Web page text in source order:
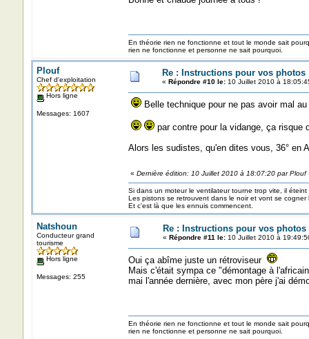
En théorie rien ne fonctionne et tout le monde sait
rien ne fonctionne et personne ne sait pourquoi.
Plouf
Chef d'exploitation
Hors ligne
Messages: 1607
Re : Instructions pour vos photos
« Répondre #10 le:10 Juillet 2010 à
Belle technique pour ne pas avoir mal
par contre pour la vidange, ça risque
Alors les sudistes, qu'en dites vous, 36° en
« Dernière édition: 10 Juillet 2010 à 18:07:20 par Plouf
Si dans un moteur le ventilateur tourne trop vite, il éteint
Les pistons se retrouvent dans le noir et vont se
Et c’est là que les ennuis commencent.
Natshoun
Conducteur grand
tourisme
Hors ligne
Messages: 255
Re : Instructions pour vos photos
« Répondre #11 le:10 Juillet 2010 à
Oui ça abîme juste un rétroviseur
Mais c'était sympa ce "démontage à
mai l'année dernière, avec mon père j'ai
En théorie rien ne fonctionne et tout le monde sait
rien ne fonctionne et personne ne sait pourquoi.